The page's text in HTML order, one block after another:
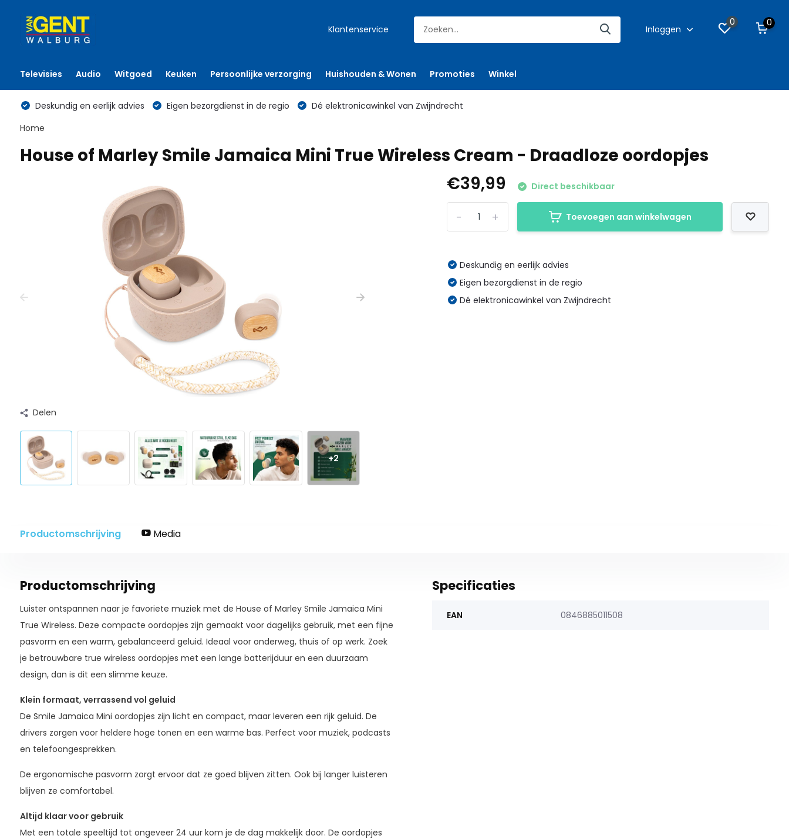
Klantenservice Inloggen
0 0
Televisies Audio Witgoed Keuken Persoonlijke verzorging Huishouden & Wonen Promoties Winkel
Deskundig en eerlijk advies Eigen bezorgdienst in de regio
Dé elektronicawinkel van Zwijndrecht
Home
House of Marley Smile Jamaica Mini True Wireless Cream - Draadloze oordopjes
Delen
+2
€39,99 Direct beschikbaar
+
- Toevoegen aan winkelwagen
Deskundig en eerlijk advies
Eigen bezorgdienst in de regio
Dé elektronicawinkel van Zwijndrecht
Productomschrijving Media
Productomschrijving
Luister ontspannen naar je favoriete muziek met de House of Marley Smile Jamaica Mini
True Wireless. Deze compacte oordopjes zijn gemaakt voor dagelijks gebruik, met een fijne
pasvorm en een warm, gebalanceerd geluid. Ideaal voor onderweg, thuis of op werk. Zoek
je betrouwbare true wireless oordopjes met een lange batterijduur en een duurzaam
design, dan is dit een slimme keuze.
Klein formaat, verrassend vol geluid
De Smile Jamaica Mini oordopjes zijn licht en compact, maar leveren een rijk geluid. De
drivers zorgen voor heldere hoge tonen en een warme bas. Perfect voor muziek, podcasts
en telefoongesprekken.
De ergonomische pasvorm zorgt ervoor dat ze goed blijven zitten. Ook bij langer luisteren
blijven ze comfortabel.
Altijd klaar voor gebruik
Met een totale speeltijd tot ongeveer 24 uur kom je de dag makkelijk door. De oordopjes
Specificaties
EAN 0846885011508